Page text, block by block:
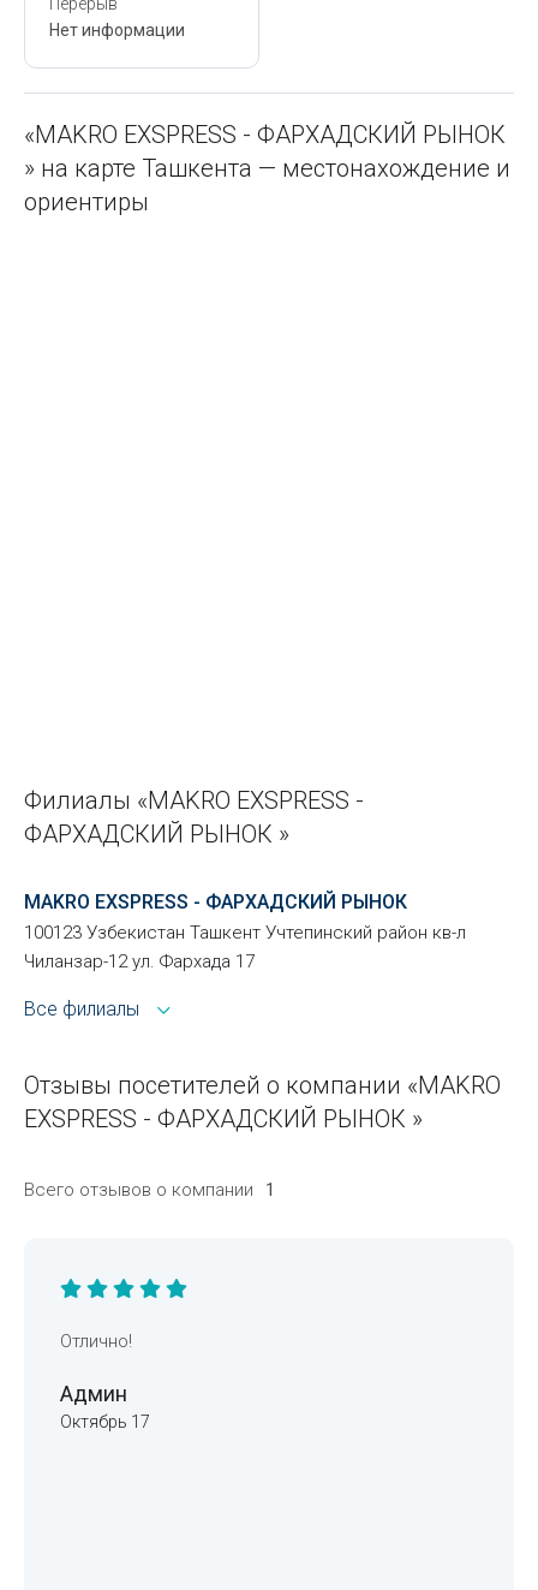
Нет информации
«MAKRO EXSPRESS - ФАРХАДСКИЙ РЫНОК
» на карте Ташкента — местонахождение и
ориентиры
Филиалы «MAKRO EXSPRESS -
ФАРХАДСКИЙ РЫНОК »
MAKRO EXSPRESS - ФАРХАДСКИЙ РЫНОК
100123 Узбекистан Ташкент Учтепинский район кв-л
Чиланзар-12 ул. Фархада 17
Все филиалы
Отзывы посетителей о компании «MAKRO
EXSPRESS - ФАРХАДСКИЙ РЫНОК »
Всего отзывов о компании 1
Отлично!
Админ
Октябрь 17